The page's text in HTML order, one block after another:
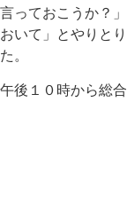
っておこうか？
いて」とやりと
。
後１０時から総